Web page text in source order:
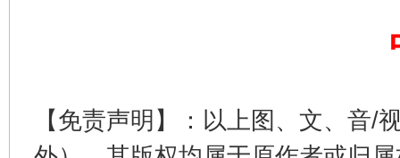
【免责声明】：以上图、文、音/